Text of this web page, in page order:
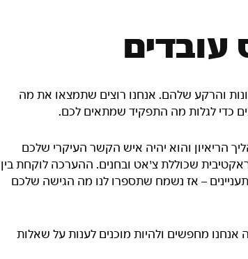
עובדים
והרקע שלהם. אנחנו רוצים שתמצאו את מה
כדי לגלות מה התפקיד שמתאים לכם.
הריאיון והוא יהיה איש הקשר העיקרי שלכם
שכוללת צ'אט ובחנים. ההערכה לוקחת בין
– אז נשמח שתספרו לנו מה הגישה שלכם
מחפשים ולהיות מוכנים לענות על שאלות